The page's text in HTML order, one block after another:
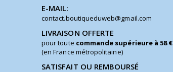
E-MAIL:
contact.boutiqueduweb@gmail.com
LIVRAISON OFFERTE
pour toute commande supérieure à 58 €
(en France métropolitaine)
SATISFAIT OU REMBOURSÉ